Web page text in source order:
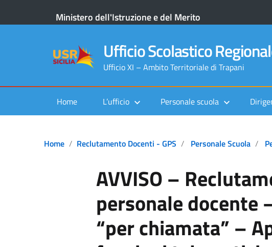
Ministero dell'Istruzione e del Merito
Ufficio Scolastico
Ufficio XI – Ambito Territoriale di Trapani
Home L’ufficio Personale scuola
Home Reclutamento Docenti - GPS Personale Scuola
AVVISO –
personale docente
“per chiamata” –